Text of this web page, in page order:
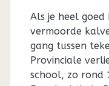
Als je heel
vermoorde
gang tussen
Provinciale
school, zo rond